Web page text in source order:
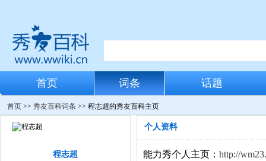
首页 词条 话题
首页 >> 秀友百科词条 >> 程志超的秀友百科主页
程志超
个人资料
能力秀个人主页： http://